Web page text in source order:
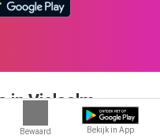
Bewaard Bekijk in App
in Vielsalm
waar u handig kan winkelen.